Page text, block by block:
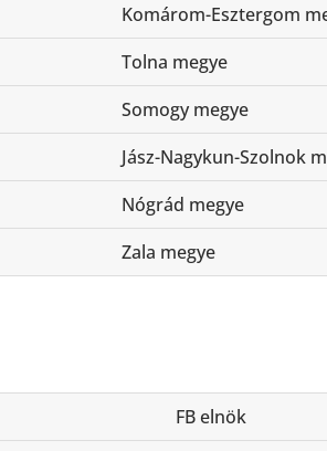
Komárom-Esztergom
Tolna megye
Somogy megye
Jász-Nagykun-Szolnok
Nógrád megye
Zala megye
FB elnök